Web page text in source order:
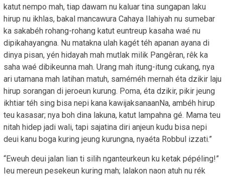
katut nempo mah, tiap dawam nu kaluar tina sungapan laku
hirup nu ikhlas, bakal mancawura Cahaya Ilahiyah nu sumebar
ka sakabéh rohang-rohang katut euntreup kasaha waé nu
dipikahayangna. Nu matakna ulah kagét téh apanan ayana di
dinya pisan, yén hidayah mah mutlak milik Pangêran, rêk ka
saha waé dibikeunna mah. Urang mah itung-itung cukang, nya
ari utamana mah latihan matuh, saméméh mernah éta dzikir laju
hirup sorangan di jeroeun kurung. Poma, éta dzikir, pikir jeung
ikhtiar téh sing bisa nepi kana kawijaksanaanNa, ambéh hirup
teu kasasar; nya boh dina lakuna, katut lampahna gé. Mama teu
nitah hidep jadi wali, tapi sajatina diri anjeun kudu bisa nepi
deui kanu boga kuring jeung kurungna, nyaéta Robbul izzati.”
“Eweuh deui jalan lian ti silih nganteurkeun ku ketak pépéling!”
Ieu mereun pesekeun kuring mah; lalakon naon atuh nu rék